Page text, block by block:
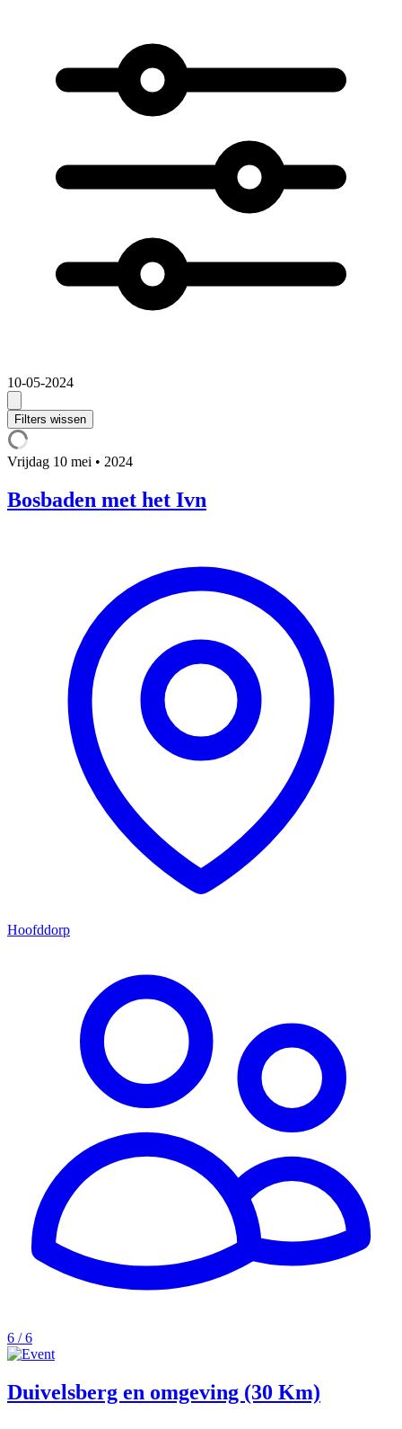
10-05-2024
Filters wissen
Vrijdag 10 mei • 2024
Bosbaden met het Ivn
Hoofddorp
6 / 6
Duivelsberg en omgeving (30 Km)